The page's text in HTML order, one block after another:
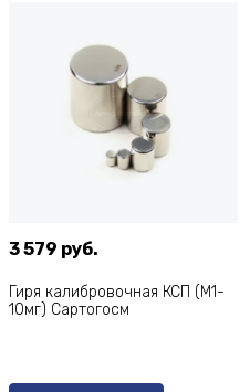
3 579 руб.
Гиря калибровочная КСП (M1-
10мг) Сартогосм